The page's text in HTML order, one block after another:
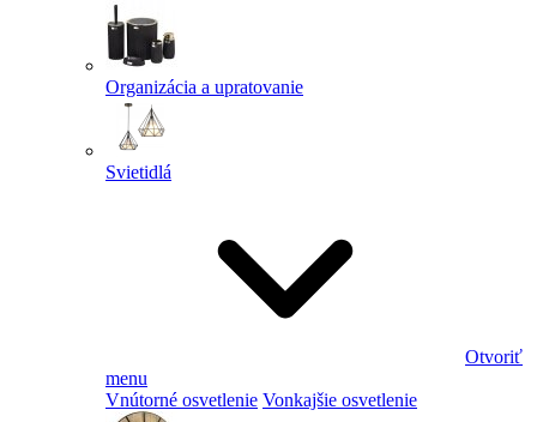
Organizácia a upratovanie
Svietidlá
Otvoriť
menu
Vnútorné osvetlenie Vonkajšie osvetlenie